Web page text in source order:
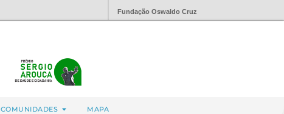
Fundação Oswaldo Cruz
COMUNIDADES MAPA